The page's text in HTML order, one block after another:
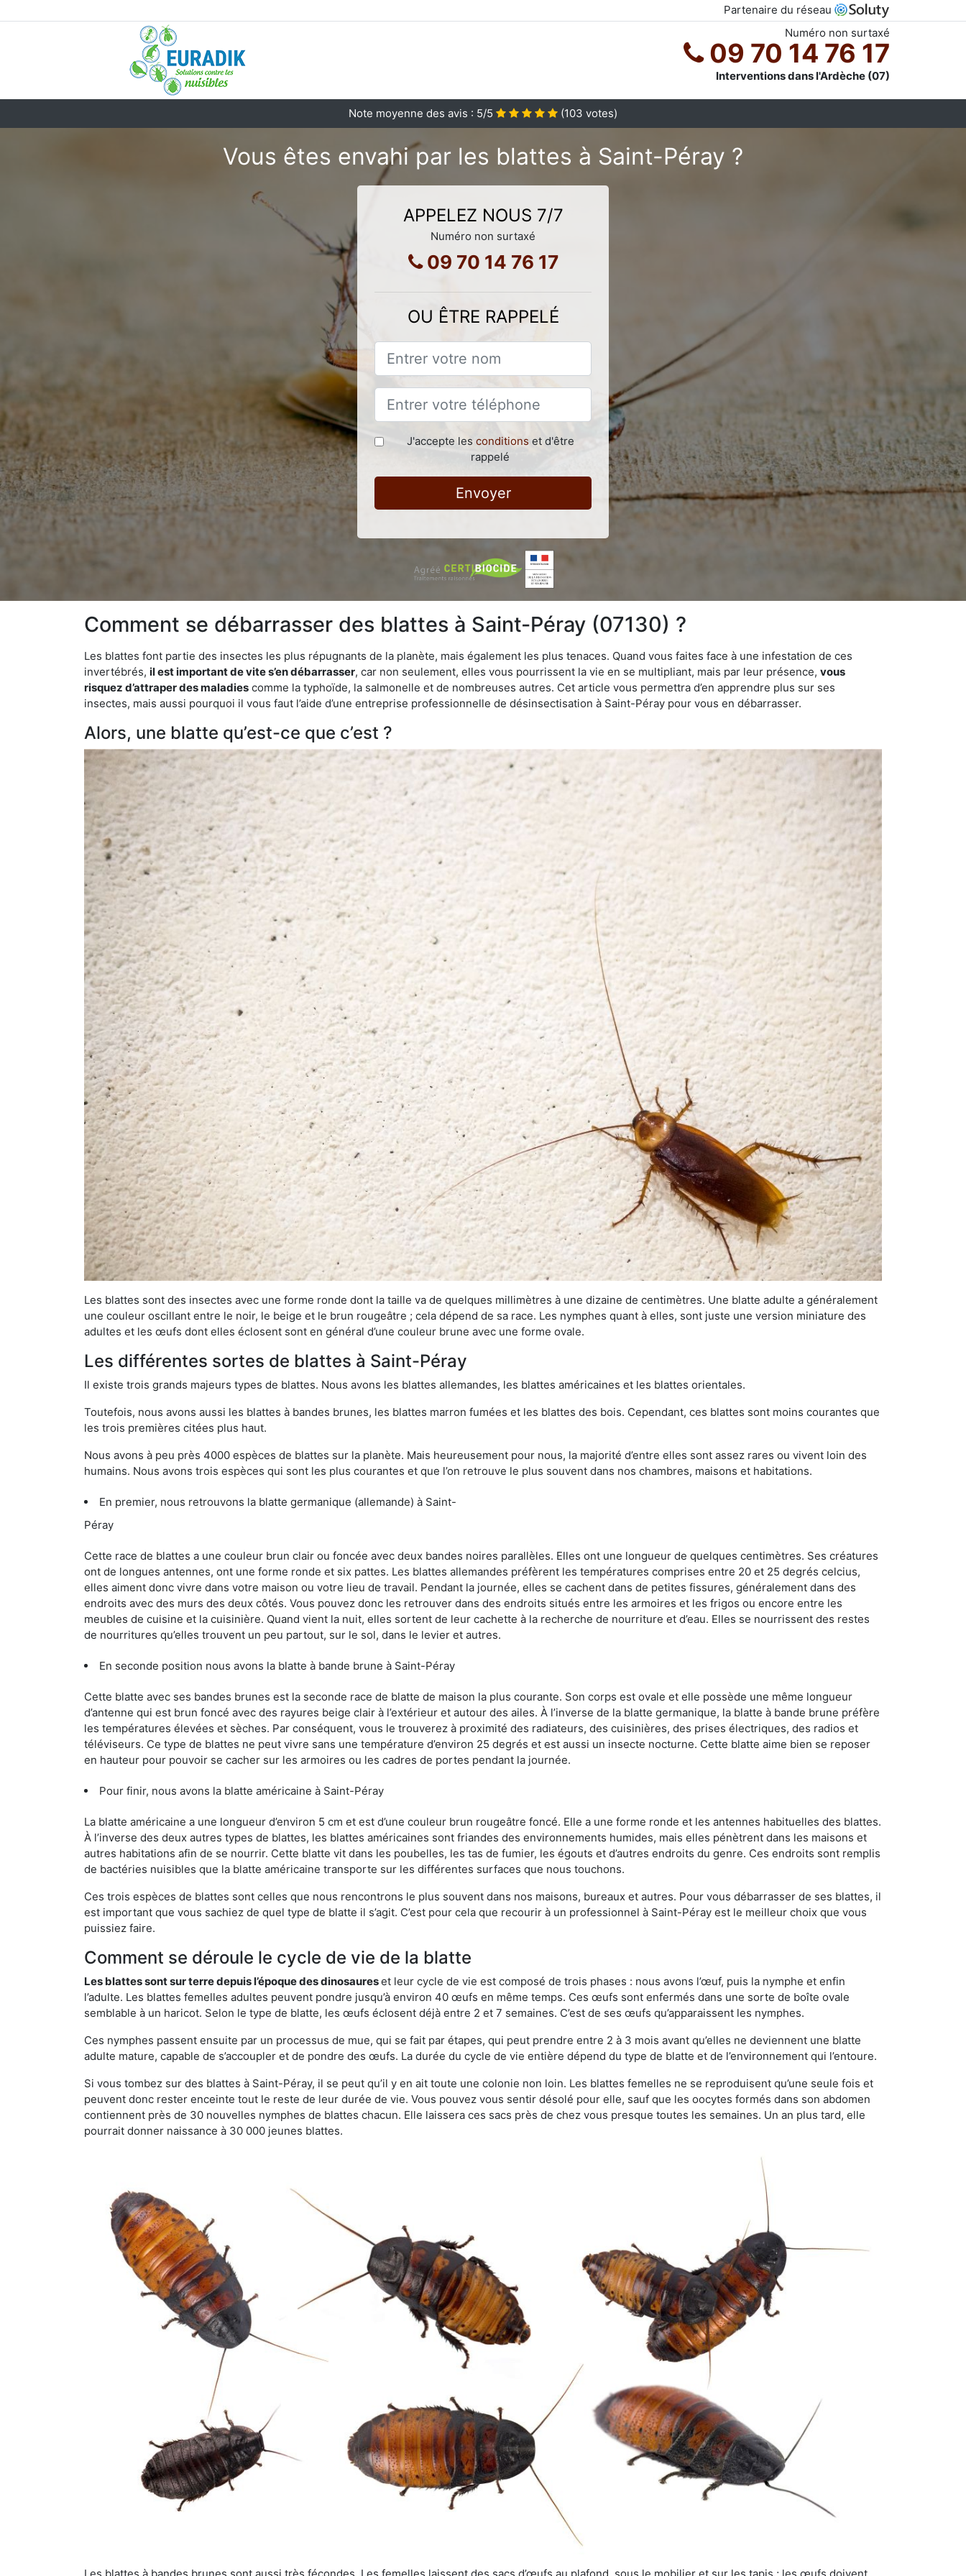
Partenaire du réseau
Numéro non surtaxé
09 70 14 76 17
Interventions dans l'Ardèche (07)
Note moyenne des avis : 5/5 (103 votes)
Vous êtes envahi par les blattes à Saint-Péray ?
APPELEZ NOUS 7/7
Numéro non surtaxé
09 70 14 76 17
OU ÊTRE RAPPELÉ
J'accepte les conditions et d'être
rappelé
Envoyer
Comment se débarrasser des blattes à Saint-Péray (07130) ?
Les blattes font partie des insectes les plus répugnants de la planète, mais également les plus tenaces. Quand vous faites face à une infestation de ces
invertébrés, il est important de vite s’en débarrasser, car non seulement, elles vous pourrissent la vie en se multipliant, mais par leur présence, vous
risquez d’attraper des maladies comme la typhoïde, la salmonelle et de nombreuses autres. Cet article vous permettra d’en apprendre plus sur ses
insectes, mais aussi pourquoi il vous faut l’aide d’une entreprise professionnelle de désinsectisation à Saint-Péray pour vous en débarrasser.
Alors, une blatte qu’est-ce que c’est ?
Les blattes sont des insectes avec une forme ronde dont la taille va de quelques millimètres à une dizaine de centimètres. Une blatte adulte a généralement
une couleur oscillant entre le noir, le beige et le brun rougeâtre ; cela dépend de sa race. Les nymphes quant à elles, sont juste une version miniature des
adultes et les œufs dont elles éclosent sont en général d’une couleur brune avec une forme ovale.
Les différentes sortes de blattes à Saint-Péray
Il existe trois grands majeurs types de blattes. Nous avons les blattes allemandes, les blattes américaines et les blattes orientales.
Toutefois, nous avons aussi les blattes à bandes brunes, les blattes marron fumées et les blattes des bois. Cependant, ces blattes sont moins courantes que
les trois premières citées plus haut.
Nous avons à peu près 4000 espèces de blattes sur la planète. Mais heureusement pour nous, la majorité d’entre elles sont assez rares ou vivent loin des
humains. Nous avons trois espèces qui sont les plus courantes et que l’on retrouve le plus souvent dans nos chambres, maisons et habitations.
En premier, nous retrouvons la blatte germanique (allemande) à Saint-
Péray
Cette race de blattes a une couleur brun clair ou foncée avec deux bandes noires parallèles. Elles ont une longueur de quelques centimètres. Ses créatures
ont de longues antennes, ont une forme ronde et six pattes. Les blattes allemandes préfèrent les températures comprises entre 20 et 25 degrés celcius,
elles aiment donc vivre dans votre maison ou votre lieu de travail. Pendant la journée, elles se cachent dans de petites fissures, généralement dans des
endroits avec des murs des deux côtés. Vous pouvez donc les retrouver dans des endroits situés entre les armoires et les frigos ou encore entre les
meubles de cuisine et la cuisinière. Quand vient la nuit, elles sortent de leur cachette à la recherche de nourriture et d’eau. Elles se nourrissent des restes
de nourritures qu’elles trouvent un peu partout, sur le sol, dans le levier et autres.
En seconde position nous avons la blatte à bande brune à Saint-Péray
Cette blatte avec ses bandes brunes est la seconde race de blatte de maison la plus courante. Son corps est ovale et elle possède une même longueur
d’antenne qui est brun foncé avec des rayures beige clair à l’extérieur et autour des ailes. À l’inverse de la blatte germanique, la blatte à bande brune préfère
les températures élevées et sèches. Par conséquent, vous le trouverez à proximité des radiateurs, des cuisinières, des prises électriques, des radios et
téléviseurs. Ce type de blattes ne peut vivre sans une température d’environ 25 degrés et est aussi un insecte nocturne. Cette blatte aime bien se reposer
en hauteur pour pouvoir se cacher sur les armoires ou les cadres de portes pendant la journée.
Pour finir, nous avons la blatte américaine à Saint-Péray
La blatte américaine a une longueur d’environ 5 cm et est d’une couleur brun rougeâtre foncé. Elle a une forme ronde et les antennes habituelles des blattes.
À l’inverse des deux autres types de blattes, les blattes américaines sont friandes des environnements humides, mais elles pénètrent dans les maisons et
autres habitations afin de se nourrir. Cette blatte vit dans les poubelles, les tas de fumier, les égouts et d’autres endroits du genre. Ces endroits sont remplis
de bactéries nuisibles que la blatte américaine transporte sur les différentes surfaces que nous touchons.
Ces trois espèces de blattes sont celles que nous rencontrons le plus souvent dans nos maisons, bureaux et autres. Pour vous débarrasser de ses blattes, il
est important que vous sachiez de quel type de blatte il s’agit. C’est pour cela que recourir à un professionnel à Saint-Péray est le meilleur choix que vous
puissiez faire.
Comment se déroule le cycle de vie de la blatte
Les blattes sont sur terre depuis l’époque des dinosaureset leur cycle de vie est composé de trois phases : nous avons l’œuf, puis la nymphe et enfin
l’adulte. Les blattes femelles adultes peuvent pondre jusqu’à environ 40 œufs en même temps. Ces œufs sont enfermés dans une sorte de boîte ovale
semblable à un haricot. Selon le type de blatte, les œufs éclosent déjà entre 2 et 7 semaines. C’est de ses œufs qu’apparaissent les nymphes.
Ces nymphes passent ensuite par un processus de mue, qui se fait par étapes, qui peut prendre entre 2 à 3 mois avant qu’elles ne deviennent une blatte
adulte mature, capable de s’accoupler et de pondre des œufs. La durée du cycle de vie entière dépend du type de blatte et de l’environnement qui l’entoure.
Si vous tombez sur des blattes à Saint-Péray, il se peut qu’il y en ait toute une colonie non loin. Les blattes femelles ne se reproduisent qu’une seule fois et
peuvent donc rester enceinte tout le reste de leur durée de vie. Vous pouvez vous sentir désolé pour elle, sauf que les oocytes formés dans son abdomen
contiennent près de 30 nouvelles nymphes de blattes chacun. Elle laissera ces sacs près de chez vous presque toutes les semaines. Un an plus tard, elle
pourrait donner naissance à 30 000 jeunes blattes.